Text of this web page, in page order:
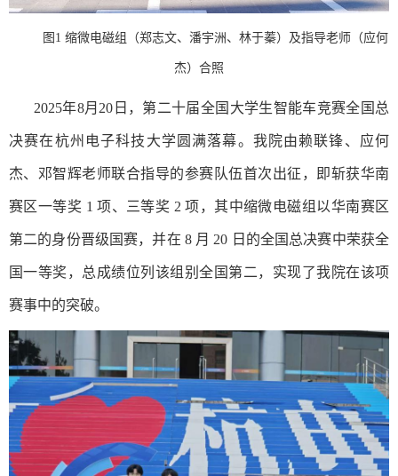
图1 缩微电磁组（郑志文、潘宇洲、林于蓁）及指导老师（应何
杰）合照
2025年8月20日，第二十届全国大学生智能车竞赛全国总
决赛在杭州电子科技大学圆满落幕。我院由赖联锋、应何
杰、邓智辉老师联合指导的参赛队伍首次出征，即斩获华南
赛区一等奖 1 项、三等奖 2 项，其中缩微电磁组以华南赛区
第二的身份晋级国赛，并在 8 月 20 日的全国总决赛中荣获全
国一等奖，总成绩位列该组别全国第二，实现了我院在该项
赛事中的突破。